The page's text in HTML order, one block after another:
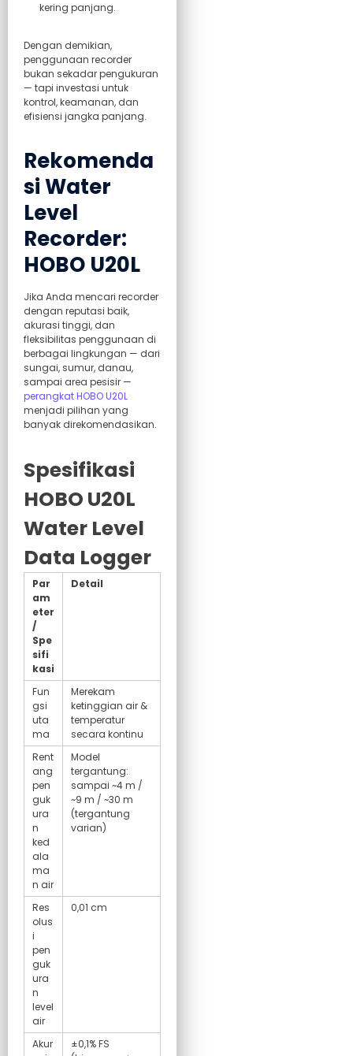
kering panjang.
Dengan demikian,
penggunaan recorder
bukan sekadar pengukuran
— tapi investasi untuk
kontrol, keamanan, dan
efisiensi jangka panjang.
Rekomenda
si Water
Level
Recorder:
HOBO U20L
Jika Anda mencari recorder
dengan reputasi baik,
akurasi tinggi, dan
fleksibilitas penggunaan di
berbagai lingkungan — dari
sungai, sumur, danau,
sampai area pesisir —
perangkat HOBO U20L
menjadi pilihan yang
banyak direkomendasikan.
Spesifikasi
HOBO U20L
Water Level
Data Logger
Par
am
eter
/
Spe
sifi
kasi
Detail
Fun
gsi
uta
ma
Merekam
ketinggian air &
temperatur
secara kontinu
Rent
ang
pen
guk
ura
n
ked
ala
ma
n air
Model
tergantung:
sampai ~4 m /
~9 m / ~30 m
(tergantung
varian)
Res
olus
i
pen
guk
ura
n
level
air
0,01 cm
Akur
±0,1% FS